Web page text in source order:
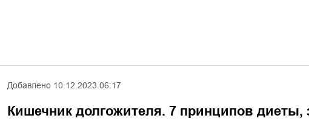
Добавлено 10.12.2023 06:17
Кишечник долгожителя. 7 принципов